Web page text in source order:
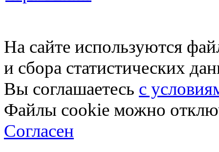
На сайте используются
и сбора статистических
Вы соглашаетесь с
Файлы cookie можно
Согласен